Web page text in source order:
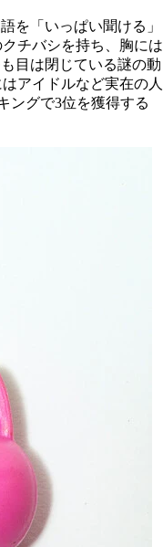
を「いっぱい聞ける」
チバシを持ち、胸には
目は閉じている謎の動
アイドルなど実在の人
ングで3位を獲得する